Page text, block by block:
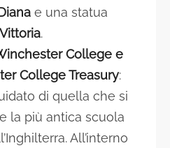
e una statua
.
College e
College Treasury:
di quella che si
la più antica scuola
All’interno